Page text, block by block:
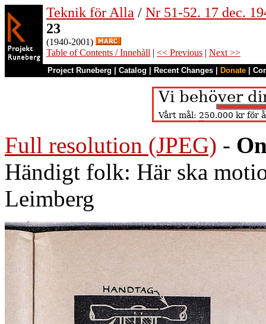
Teknik för Alla / Nr 51-52. 17 dec.
23
(1940-2001)
Table of Contents / Innehåll | << Previous | Next >>
Project Runeberg Catalog Recent Changes Donate
Full resolution (JPEG) -
Händigt folk: Här ska
Leimberg